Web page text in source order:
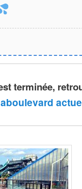
terminée,